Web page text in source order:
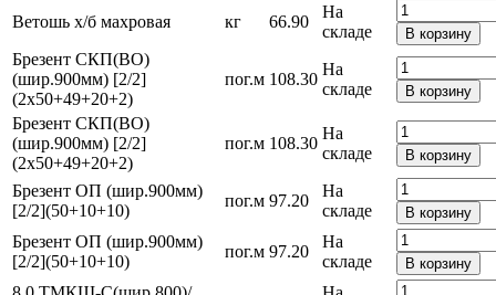
Ветошь х/б махровая кг 66.90
На
складе
В корзину
Брезент СКП(ВО)
(шир.900мм) [2/2]
(2х50+49+20+2)
пог.м 108.30
На
складе
В корзину
Брезент СКП(ВО)
(шир.900мм) [2/2]
(2х50+49+20+2)
пог.м 108.30
На
складе
В корзину
Брезент ОП (шир.900мм)
[2/2](50+10+10)
пог.м 97.20
На
складе
В корзину
Брезент ОП (шир.900мм)
[2/2](50+10+10)
пог.м 97.20
На
складе
В корзину